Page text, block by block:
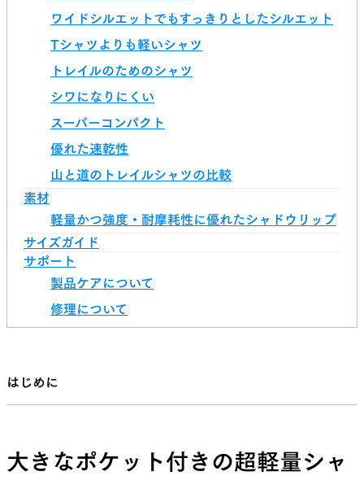
ワイドシルエットでもすっきりとしたシルエット
Tシャツよりも軽いシャツ
トレイルのためのシャツ
シワになりにくい
スーパーコンパクト
優れた速乾性
山と道のトレイルシャツの比較
素材
軽量かつ強度・耐摩耗性に優れたシャドウリップ
サイズガイド
サポート
製品ケアについて
修理について
はじめに
大きなポケット付きの超軽量シャ